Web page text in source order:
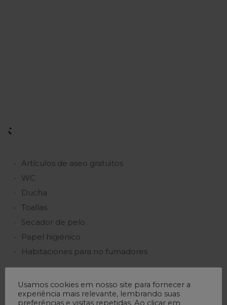
Artículos de aseo gratuitos
WC
Ducha
Toallas
Secador de pelo
Papel higiénico
Habitaciones para no fumadores
Usamos cookies em nosso site para fornecer a
experiência mais relevante, lembrando suas
preferências e visitas repetidas. Ao clicar em